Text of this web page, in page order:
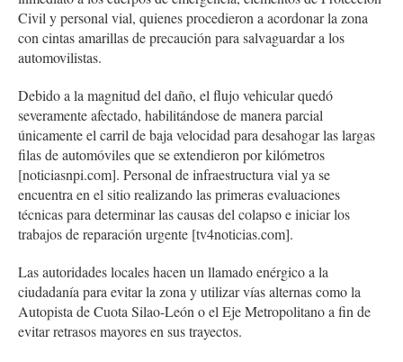
Civil y personal vial, quienes procedieron a acordonar la zona
con cintas amarillas de precaución para salvaguardar a los
automovilistas.
Debido a la magnitud del daño, el flujo vehicular quedó
severamente afectado, habilitándose de manera parcial
únicamente el carril de baja velocidad para desahogar las largas
filas de automóviles que se extendieron por kilómetros
[noticiasnpi.com]. Personal de infraestructura vial ya se
encuentra en el sitio realizando las primeras evaluaciones
técnicas para determinar las causas del colapso e iniciar los
trabajos de reparación urgente [tv4noticias.com].
Las autoridades locales hacen un llamado enérgico a la
ciudadanía para evitar la zona y utilizar vías alternas como la
Autopista de Cuota Silao-León o el Eje Metropolitano a fin de
evitar retrasos mayores en sus trayectos.